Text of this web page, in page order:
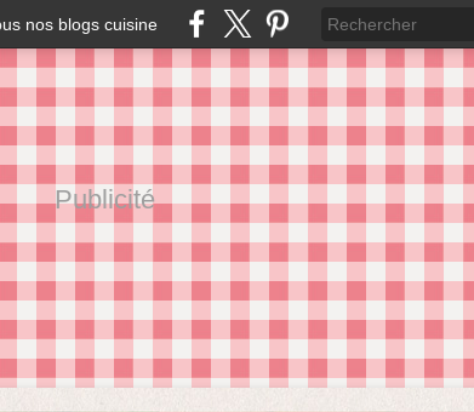
nos blogs cuisine
Publicité